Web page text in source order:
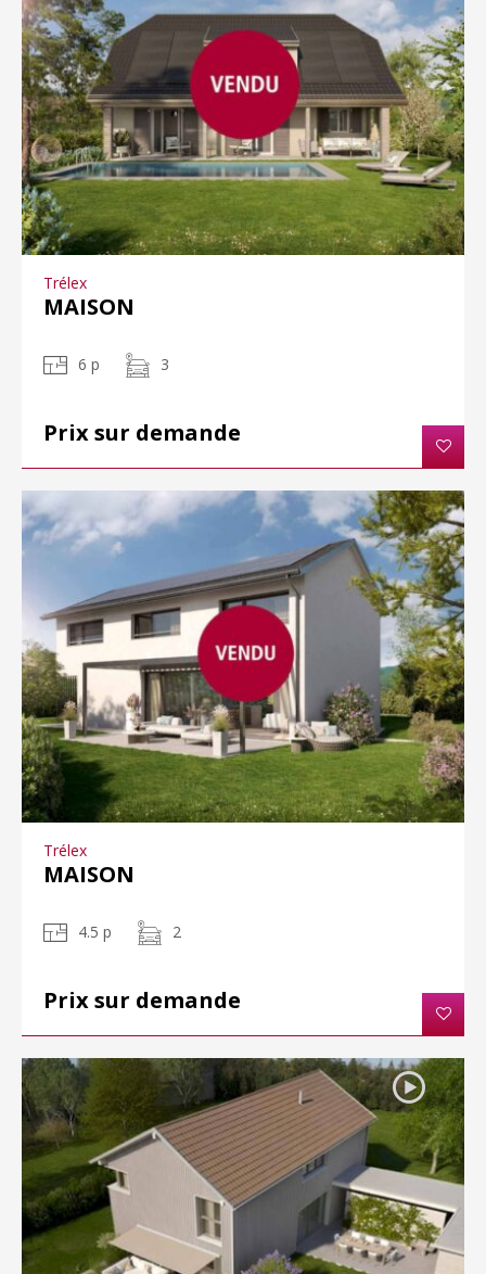
Trélex
MAISON
6 p 3
Prix sur demande
Trélex
MAISON
4.5 p 2
Prix sur demande